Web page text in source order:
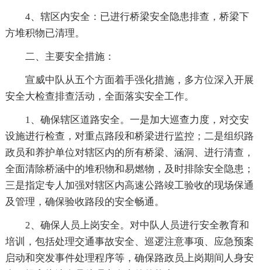
4、辖区内安全：已进行桥梁安全隐患排查，桥梁下
方堆积物已清理。
二、主要安全措施：
宣威中队从五个方面着手强化措施，多方位深入开展
安全大检查排查活动，全面落实安全工作。
1、确保辖区道路安全。一是加大巡查力度，对交安
设施进行检查，对重点路段和桥梁进行监控；二是组织路
政员和养护单位对辖区内的所有桥梁、涵洞、进行清查，
全面清除桥涵中的堆积物和易燃物，及时排除安全隐患；
三是指定专人加强对辖区内高速公路竣工验收的现场保通
及管理，确保验收路段的安全畅通。
2、确保人员上岗安全。对中队人员进行安全教育和
培训，包括处理交通事故安全、巡逻注意事项、应急预案
启动和突发事件处理程序等，确保路政员上岗期间人身安